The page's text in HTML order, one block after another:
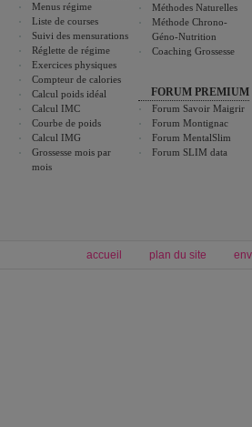
Menus régime
Liste de courses
Suivi des mensurations
Réglette de régime
Exercices physiques
Compteur de calories
Calcul poids idéal
Calcul IMC
Courbe de poids
Calcul IMG
Grossesse mois par
mois
Méthodes Naturelles
Méthode Chrono-
Géno-Nutrition
Coaching Grossesse
FORUM PREMIUM
Forum Savoir Maigrir
Forum Montignac
Forum MentalSlim
Forum SLIM data
accueil plan du site